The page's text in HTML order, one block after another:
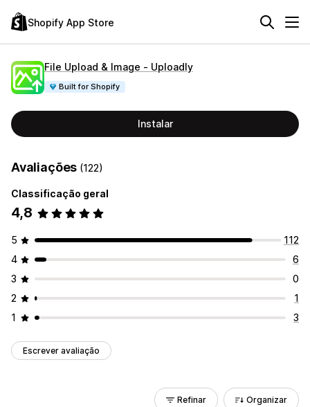
Shopify App Store
File Upload & Image ‑ Uploadly
Built for Shopify
Instalar
Avaliações (122)
Classificação geral
4,8
5
112
4
6
3
0
2
1
1
3
Escrever avaliação
Refinar Organizar